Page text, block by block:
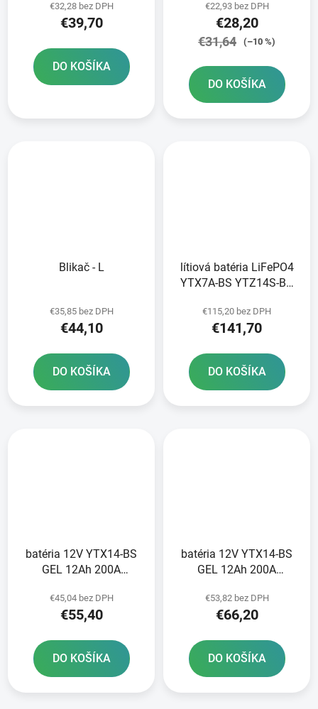
mm SKF
€32,28 bez DPH
€39,70
DO KOŠÍKA
€22,93 bez DPH
€28,20
€31,64 (–10 %)
DO KOŠÍKA
Blikač - L
€35,85 bez DPH
€44,10
DO KOŠÍKA
lítiová batéria LiFePO4
YTX7A-BS YTZ14S-BS
hmotnosť 0 85 kg
150x87x93
€115,20 bez DPH
€141,70
DO KOŠÍKA
batéria 12V YTX14-BS
GEL 12Ah 200A
technológia 150x87x145
A-TECH aktivovaná z
€45,04 bez DPH
€55,40
DO KOŠÍKA
batéria 12V YTX14-BS
GEL 12Ah 200A
technológia 150x87x145
FULBAT aktivovaná vo
€53,82 bez DPH
€66,20
DO KOŠÍKA